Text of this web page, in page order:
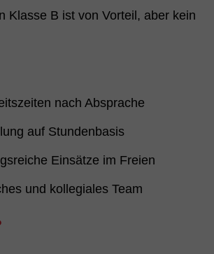
Klasse B ist von Vorteil, aber kein
nach Absprache
auf Stundenbasis
Einsätze im Freien
und kollegiales Team